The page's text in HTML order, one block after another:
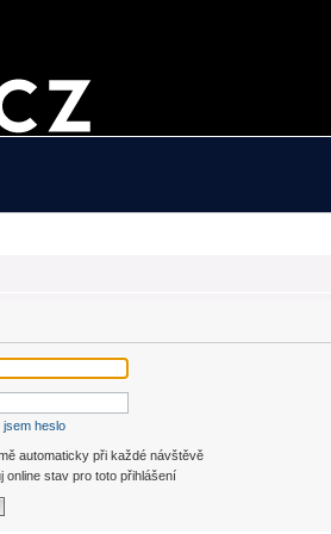
jsem heslo
automaticky při každé návštěvě
online stav pro toto přihlášení